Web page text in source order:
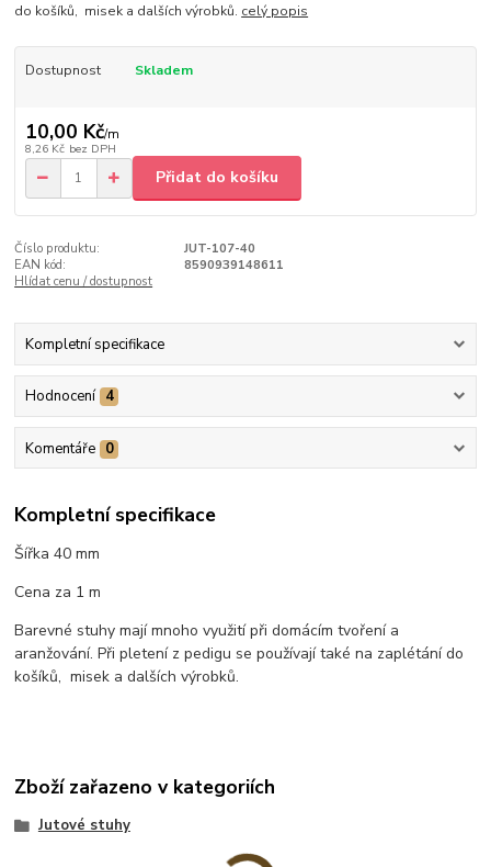
do košíků, misek a dalších výrobků. celý popis
Dostupnost Skladem
10,00 Kč/m
8,26 Kč bez DPH
Přidat do košíku
Číslo produktu:
JUT-107-40
EAN kód:
8590939148611
Hlídat cenu / dostupnost
Kompletní specifikace
Hodnocení 4
Komentáře 0
Kompletní specifikace
Šířka 40 mm
Cena za 1 m
Barevné stuhy mají mnoho využití při domácím tvoření a
aranžování. Při pletení z pedigu se používají také na zaplétání do
košíků, misek a dalších výrobků.
Zboží zařazeno v kategoriích
Jutové stuhy